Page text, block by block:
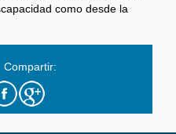
como desde la
Compartir: